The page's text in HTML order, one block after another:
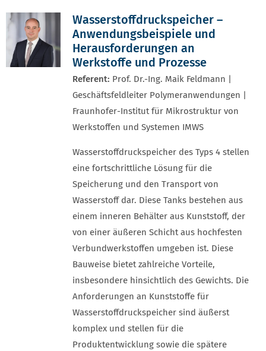
Wasserstoffdruckspeicher –
Anwendungsbeispiele und
Herausforderungen an
Werkstoffe und Prozesse
Referent: Prof. Dr.-Ing. Maik Feldmann |
Geschäftsfeldleiter Polymeranwendungen |
Fraunhofer-Institut für Mikrostruktur von
Werkstoffen und Systemen IMWS
Wasserstoffdruckspeicher des Typs 4 stellen
eine fortschrittliche Lösung für die
Speicherung und den Transport von
Wasserstoff dar. Diese Tanks bestehen aus
einem inneren Behälter aus Kunststoff, der
von einer äußeren Schicht aus hochfesten
Verbundwerkstoffen umgeben ist. Diese
Bauweise bietet zahlreiche Vorteile,
insbesondere hinsichtlich des Gewichts. Die
Anforderungen an Kunststoffe für
Wasserstoffdruckspeicher sind äußerst
komplex und stellen für die
Produktentwicklung sowie die spätere